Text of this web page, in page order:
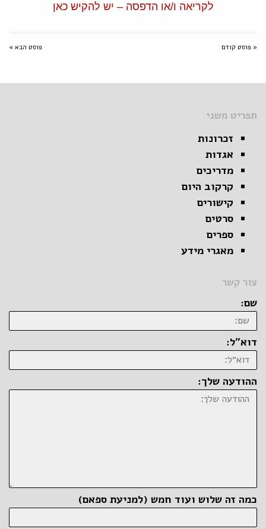
לקריאה ו/או הדפסה – יש להקיש כאן
« פוסט קודם פוסט הבא »
תפריט משני
זכרונות
אגדות
מדריכים
קרקוב היום
קישורים
סרטים
ספרים
מאגרי מידע
צור קשר
שם:
דוא״ל:
ההודעה שלך:
כמה זה שלוש ועוד חמש (למניעת ספאם)